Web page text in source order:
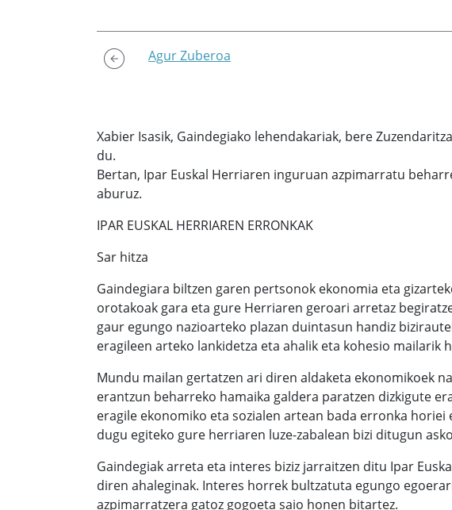
Agur Zuberoa
Xabier Isasik, Gaindegiako lehendakariak, bere
du.
Bertan, Ipar Euskal Herriaren inguruan azpimarratu
aburuz.
IPAR EUSKAL HERRIAREN ERRONKAK
Sar hitza
Gaindegiara biltzen garen pertsonok ekonomia eta
orotakoak gara eta gure Herriaren geroari arretaz
gaur egungo nazioarteko plazan duintasun handiz
eragileen arteko lankidetza eta ahalik eta kohesio mailarik
Mundu mailan gertatzen ari diren aldaketa ekonomikoek
erantzun beharreko hamaika galdera paratzen dizkigute
eragile ekonomiko eta sozialen artean bada erronka
dugu egiteko gure herriaren luze-zabalean bizi ditugun
Gaindegiak arreta eta interes biziz jarraitzen ditu Ipar
diren ahaleginak. Interes horrek bultzatuta egungo
azpimarratzera gatoz gogoeta saio honen bitartez.